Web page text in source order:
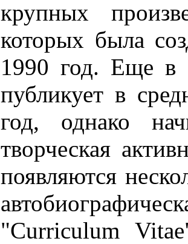
крупных
которых была
1990 год. Еще в
публикует в
год, однако
творческая
появляются
"Curriculum